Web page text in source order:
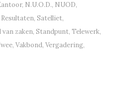
, N.U.O.D., NUOD,
Resultaten, Satelliet,
van zaken, Standpunt, Telewerk,
, Vakbond, Vergadering,